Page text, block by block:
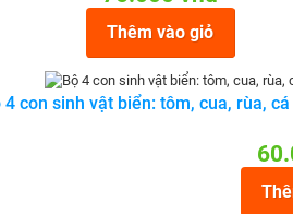
Thêm vào giỏ
4 con sinh vật biển: tôm, cua, rùa,